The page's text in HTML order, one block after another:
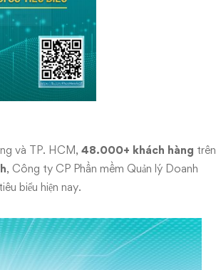
và TP. HCM, 48.000+ khách hàng trên
, Công ty CP Phần mềm Quản lý Doanh
biểu hiện nay.